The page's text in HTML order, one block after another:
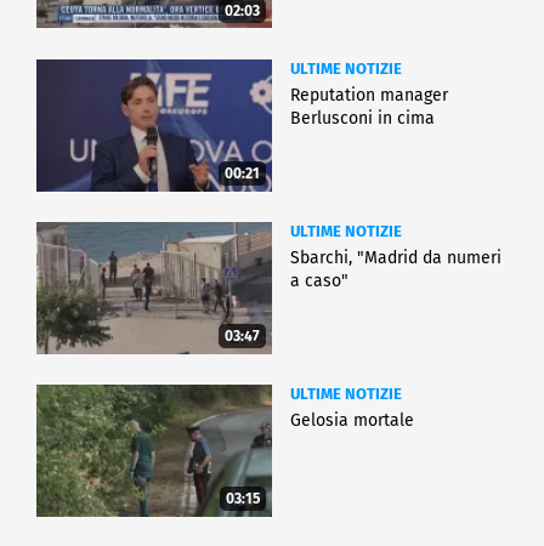
02:03
00:21
ULTIME NOTIZIE
Reputation manager
Berlusconi in cima
03:47
ULTIME NOTIZIE
Sbarchi, "Madrid da numeri
a caso"
03:15
ULTIME NOTIZIE
Gelosia mortale